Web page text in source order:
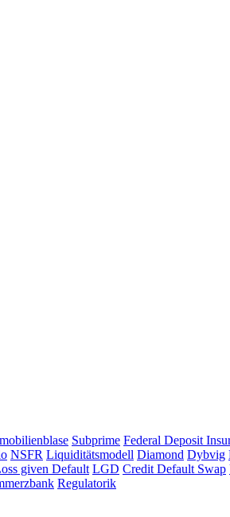
Subprime Federal Deposit
NSFR Liquiditätsmodell Diamond Dybvig
given Default LGD Credit Default Swap
Regulatorik